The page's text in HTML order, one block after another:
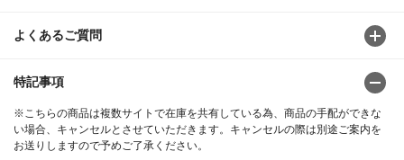
よくあるご質問
特記事項
※こちらの商品は複数サイトで在庫を共有している為、商品の手配ができな
い場合、キャンセルとさせていただきます。キャンセルの際は別途ご案内を
お送りしますので予めご了承ください。